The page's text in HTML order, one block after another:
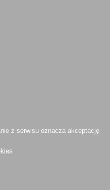
z serwisu oznacza akceptację